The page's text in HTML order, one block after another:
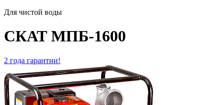
Для чистой воды
СКАТ МПБ-1600
2 года гарантии!